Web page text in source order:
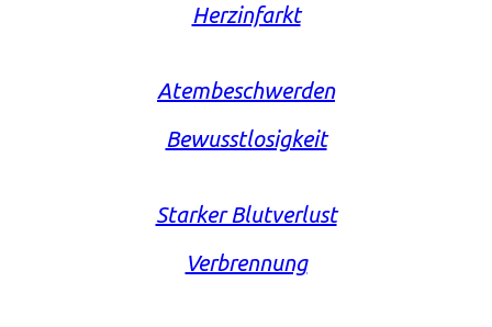
Herzinfarkt
Atembeschwerden
Bewusstlosigkeit
Starker Blutverlust
Verbrennung